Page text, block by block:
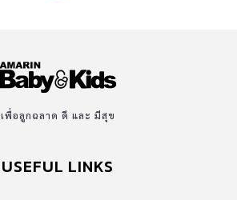
เพื่อลูกฉลาด ดี และ มีสุข
USEFUL LINKS